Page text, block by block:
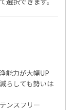
能力が大幅UP
らしても勢いは
ンスフリー